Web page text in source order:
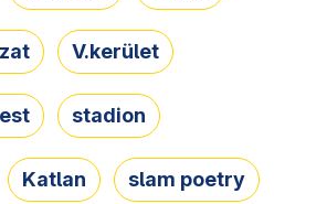
V.kerület
stadion
Katlan slam poetry